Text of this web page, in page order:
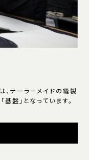
、テーラーメイドの縫製
盤」となっています。